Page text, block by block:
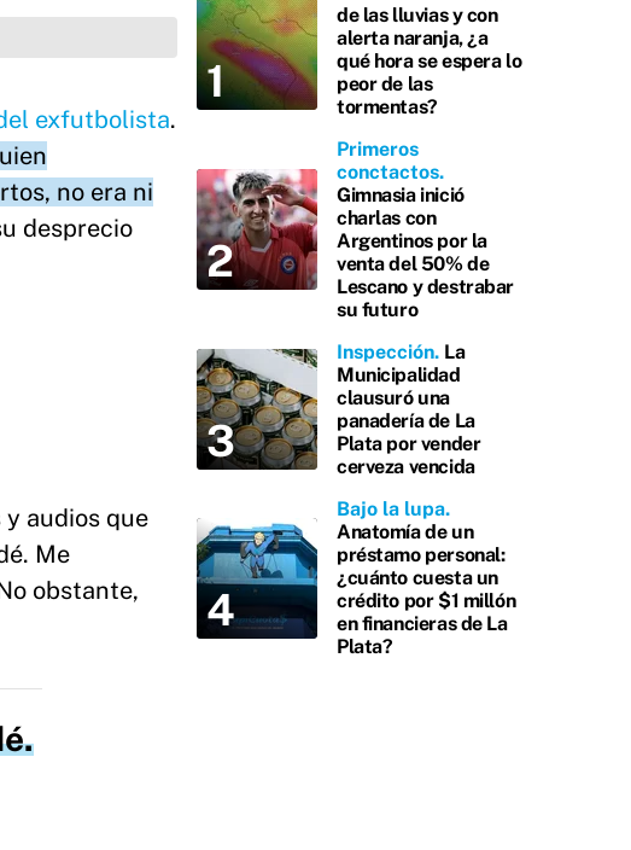
exfutbolista.
no era ni
desprecio
audios que
Me
obstante,
de las lluvias y con
alerta naranja, ¿a
qué hora se espera lo
peor de las
tormentas?
Primeros
conctactos
Gimnasia inició
charlas con
Argentinos por la
venta del 50% de
Lescano y destrabar
su futuro
Inspección La
Municipalidad
clausuró una
panadería de La
Plata por vender
cerveza vencida
Bajo la lupa
Anatomía de un
préstamo personal:
¿cuánto cuesta un
crédito por $1 millón
en financieras de La
Plata?